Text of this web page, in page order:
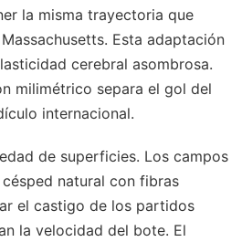
la misma trayectoria que
Esta adaptación
cerebral asombrosa.
milimétrico separa el gol del
internacional.
de superficies. Los campos
natural con fibras
el castigo de los partidos
la velocidad del bote. El